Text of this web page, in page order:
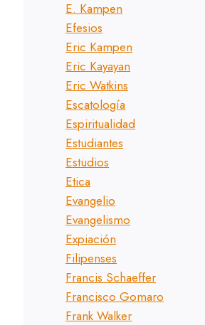
E. Kampen
Efesios
Eric Kampen
Eric Kayayan
Eric Watkins
Escatología
Espiritualidad
Estudiantes
Estudios
Etica
Evangelio
Evangelismo
Expiación
Filipenses
Francis Schaeffer
Francisco Gomaro
Frank Walker